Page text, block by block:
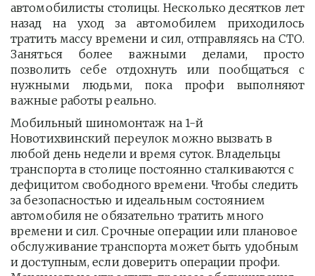
автомобилисты столицы. Несколько десятков лет
назад на уход за автомобилем приходилось
тратить массу времени и сил, отправляясь на СТО.
Заняться более важными делами, просто
позволить себе отдохнуть или пообщаться с
нужными людьми, пока профи выполняют
важные работы реально.
Мобильный шиномонтаж на 1-й
Новотихвинский переулок можно вызвать в
любой день недели и время суток. Владельцы
транспорта в столице постоянно сталкиваются с
дефицитом свободного времени. Чтобы следить
за безопасностью и идеальным состоянием
автомобиля не обязательно тратить много
времени и сил. Срочные операции или плановое
обслуживание транспорта может быть удобным
и доступным, если доверить операции профи.